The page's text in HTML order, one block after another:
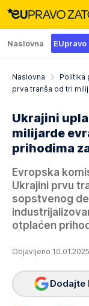
Naslovna
Naslovna Politika
prva tranša od tri
Ukrajini
milijarde
prihodima
Evropska
Ukrajini prvu
sopstvenog
otplaćen
Objavljeno
Dodajte